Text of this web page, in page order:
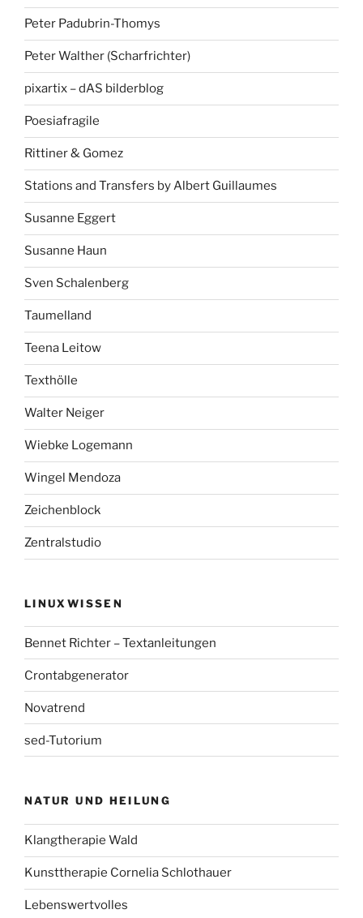
Peter Padubrin-Thomys
Peter Walther (Scharfrichter)
pixartix – dAS bilderblog
Poesiafragile
Rittiner & Gomez
Stations and Transfers by Albert Guillaumes
Susanne Eggert
Susanne Haun
Sven Schalenberg
Taumelland
Teena Leitow
Texthölle
Walter Neiger
Wiebke Logemann
Wingel Mendoza
Zeichenblock
Zentralstudio
LINUXWISSEN
Bennet Richter – Textanleitungen
Crontabgenerator
Novatrend
sed-Tutorium
NATUR UND HEILUNG
Klangtherapie Wald
Kunsttherapie Cornelia Schlothauer
Lebenswertvolles